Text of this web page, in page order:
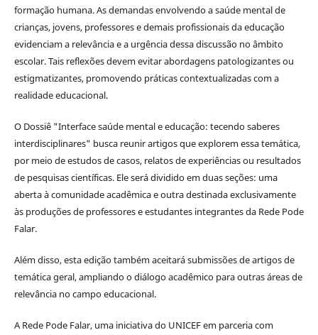
formação humana. As demandas envolvendo a saúde mental de
crianças, jovens, professores e demais profissionais da educação
evidenciam a relevância e a urgência dessa discussão no âmbito
escolar. Tais reflexões devem evitar abordagens patologizantes ou
estigmatizantes, promovendo práticas contextualizadas com a
realidade educacional.
O Dossiê "Interface saúde mental e educação: tecendo saberes
interdisciplinares" busca reunir artigos que explorem essa temática,
por meio de estudos de casos, relatos de experiências ou resultados
de pesquisas científicas. Ele será dividido em duas seções: uma
aberta à comunidade acadêmica e outra destinada exclusivamente
às produções de professores e estudantes integrantes da Rede Pode
Falar.
Além disso, esta edição também aceitará submissões de artigos de
temática geral, ampliando o diálogo acadêmico para outras áreas de
relevância no campo educacional.
A Rede Pode Falar, uma iniciativa do UNICEF em parceria com